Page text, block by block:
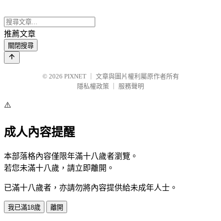
推薦文章
關閉搜尋
© 2026 PIXNET
文章與圖片權利屬原作者所有
隱私權政策
服務聲明
⚠️
成人內容提醒
本部落格內容僅限年滿十八歲者瀏覽。
若您未滿十八歲，請立即離開。
已滿十八歲者，亦請勿將內容提供給未成年人士。
我已滿18歲 離開